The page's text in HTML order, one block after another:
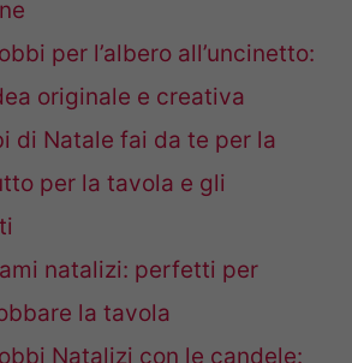
per l’albero all’uncinetto:
originale e creativa
di Natale fai da te per la
per la tavola e gli
natalizi: perfetti per
la tavola
Natalizi con le candele: